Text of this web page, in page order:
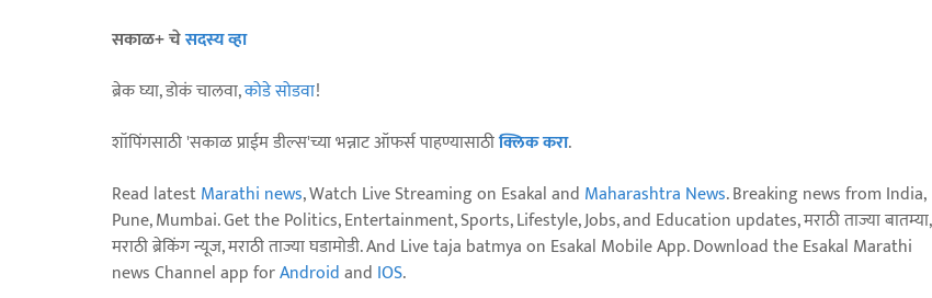
सकाळ+ चेसदस्य व्हा
ब्रेक घ्या, डोकं चालवा,कोडे सोडवा!
शॉपिंगसाठी 'सकाळ प्राईम डील्स'च्या भन्नाट ऑफर्स पाहण्यासाठीक्लिक करा.
Read latestMarathi news, Watch Live Streaming on Esakal and Maharashtra News. Breaking news from India,
Pune, Mumbai. Get the Politics, Entertainment, Sports, Lifestyle, Jobs, and Education updates, मराठी ताज्या बातम्या,
मराठी ब्रेकिंग न्यूज, मराठी ताज्या घडामोडी. And Live taja batmya on Esakal Mobile App. Download the Esakal Marathi
news Channel app forAndroidand IOS.